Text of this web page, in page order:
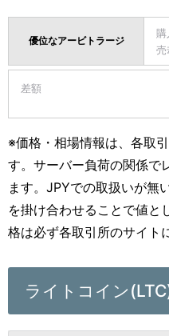
優位なアービトラージ
購
売
差額
※価格・相場情報は、各取
す。サーバー負荷の関係で
ます。JPYでの取扱いが無
を掛け合わせることで値と
格は必ず各取引所のサイト
ライトコイン